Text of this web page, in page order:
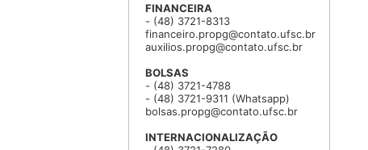
FINANCEIRA
- (48) 3721-8313
financeiro.propg@contato.ufsc.br
auxilios.propg@contato.ufsc.br
BOLSAS
- (48) 3721-4788
- (48) 3721-9311 (Whatsapp)
bolsas.propg@contato.ufsc.br
INTERNACIONALIZAÇÃO